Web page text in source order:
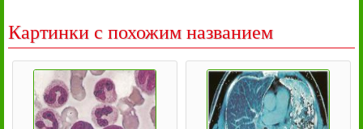
Картинки с похожим названием